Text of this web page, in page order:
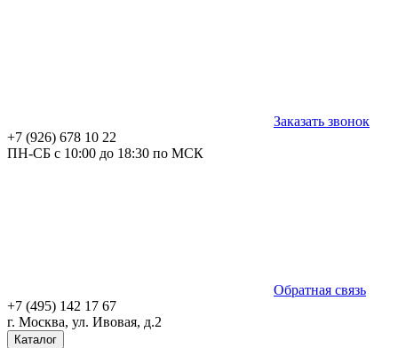
Заказать звонок
+7 (926) 678 10 22
ПН-СБ с 10:00 до 18:30 по МСК
Обратная связь
+7 (495) 142 17 67
г. Москва, ул. Ивовая, д.2
Каталог